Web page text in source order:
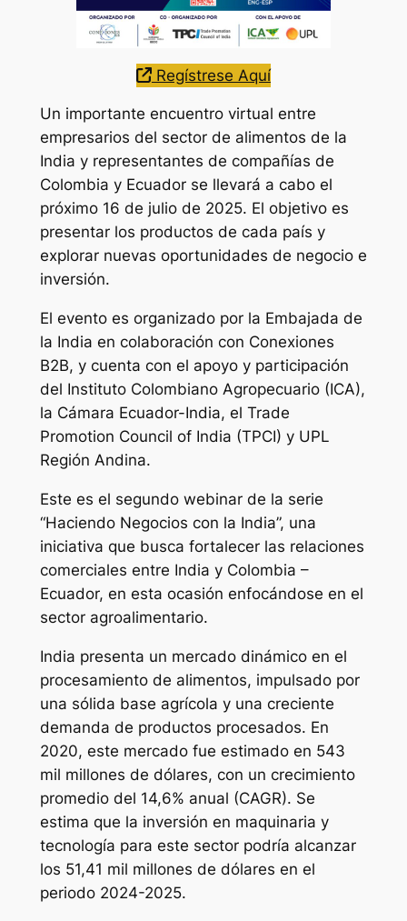
Regístrese Aquí
Un importante encuentro virtual entre
empresarios del sector de alimentos de la
India y representantes de compañías de
Colombia y Ecuador se llevará a cabo el
próximo 16 de julio de 2025. El objetivo es
presentar los productos de cada país y
explorar nuevas oportunidades de negocio e
inversión.
El evento es organizado por la Embajada de
la India en colaboración con Conexiones
B2B, y cuenta con el apoyo y participación
del Instituto Colombiano Agropecuario (ICA),
la Cámara Ecuador-India, el Trade
Promotion Council of India (TPCI) y UPL
Región Andina.
Este es el segundo webinar de la serie
“Haciendo Negocios con la India”, una
iniciativa que busca fortalecer las relaciones
comerciales entre India y Colombia –
Ecuador, en esta ocasión enfocándose en el
sector agroalimentario.
India presenta un mercado dinámico en el
procesamiento de alimentos, impulsado por
una sólida base agrícola y una creciente
demanda de productos procesados. En
2020, este mercado fue estimado en 543
mil millones de dólares, con un crecimiento
promedio del 14,6% anual (CAGR). Se
estima que la inversión en maquinaria y
tecnología para este sector podría alcanzar
los 51,41 mil millones de dólares en el
periodo 2024-2025.